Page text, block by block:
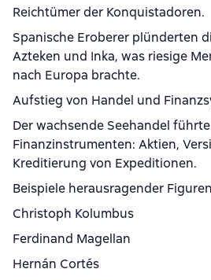
Reichtümer der Konquistadoren.
Spanische Eroberer plünderten
Azteken und Inka, was riesige
nach Europa brachte.
Aufstieg von Handel und
Der wachsende Seehandel
Finanzinstrumenten: Aktien,
Kreditierung von Expeditionen.
Beispiele herausragender
Christoph Kolumbus
Ferdinand Magellan
Hernán Cortés